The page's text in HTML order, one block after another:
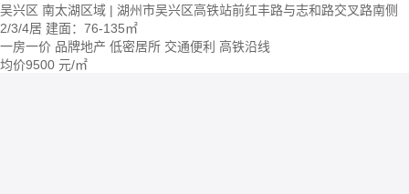
吴兴区 南太湖区域 | 湖州市吴兴区高铁站前红丰路与志和路交叉路南侧
2/3/4居 建面：76-135㎡
一房一价 品牌地产 低密居所 交通便利 高铁沿线
均价9500 元/㎡